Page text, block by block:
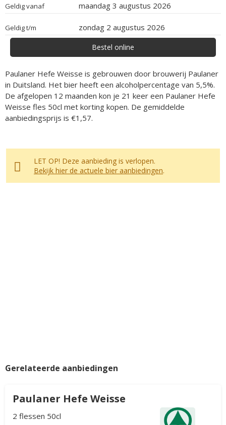
Geldig vanaf maandag 3 augustus 2026
Geldig t/m zondag 2 augustus 2026
Bestel online
Paulaner Hefe Weisse is gebrouwen door brouwerij Paulaner
in Duitsland. Het bier heeft een alcoholpercentage van 5,5%.
De afgelopen 12 maanden kon je 21 keer een Paulaner Hefe
Weisse fles 50cl met korting kopen. De gemiddelde
aanbiedingsprijs is €1,57.
LET OP! Deze aanbieding is verlopen.
Bekijk hier de actuele bier aanbiedingen.
Gerelateerde aanbiedingen
Paulaner Hefe Weisse
2 flessen 50cl